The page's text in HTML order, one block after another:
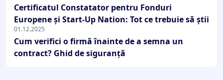
Certificatul Constatator pentru Fonduri
Europene și Start-Up Nation: Tot ce trebuie să știi
01.12.2025
Cum verifici o firmă înainte de a semna un
contract? Ghid de siguranță